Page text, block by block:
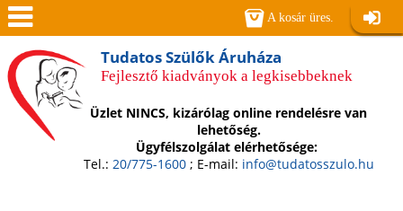
Jump to navigation
Tudatos Szülők Áruháza
Fejlesztő kiadványok a legkisebbeknek
Üzlet NINCS, kizárólag online rendelésre van
lehetőség.
Ügyfélszolgálat elérhetősége:
Tel.: 20/775-1600; E-mail: info@tudatosszulo.hu
A kosár üres.
Men
ü